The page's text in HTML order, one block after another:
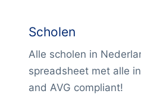
Scholen
Alle scholen in
spreadsheet met alle
and AVG compliant!